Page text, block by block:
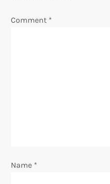
n
Comment *
Name *